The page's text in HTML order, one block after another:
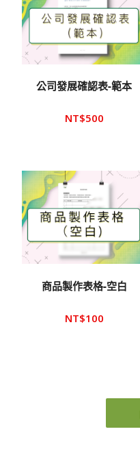
公司發展確認表-範本
NT$500
商品製作表格-空白
NT$100